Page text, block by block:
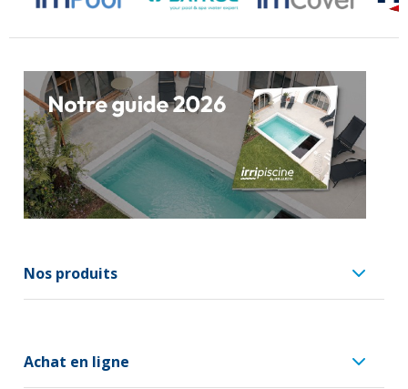
Nos produits
Achat en ligne